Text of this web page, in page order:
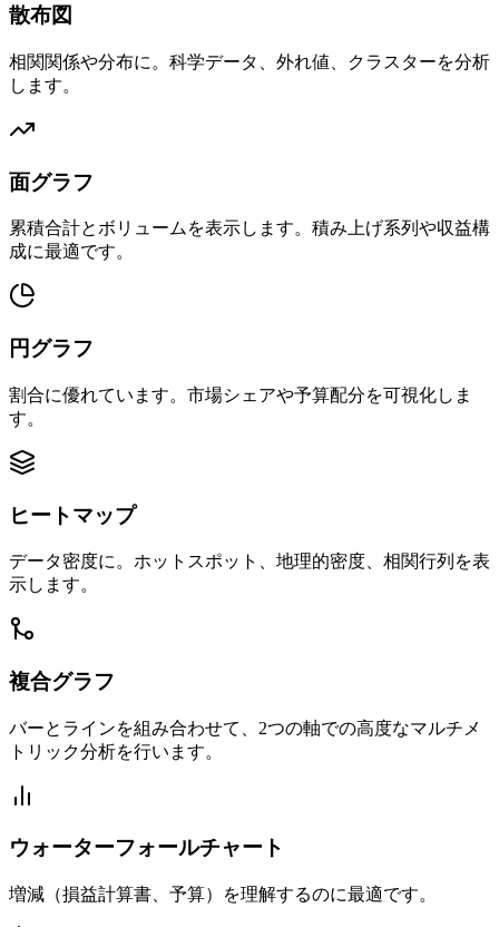
散布図
相関関係や分布に。科学データ、外れ値、クラスターを分析
します。
面グラフ
累積合計とボリュームを表示します。積み上げ系列や収益構
成に最適です。
円グラフ
割合に優れています。市場シェアや予算配分を可視化しま
す。
ヒートマップ
データ密度に。ホットスポット、地理的密度、相関行列を表
示します。
複合グラフ
バーとラインを組み合わせて、2つの軸での高度なマルチメ
トリック分析を行います。
ウォーターフォールチャート
増減（損益計算書、予算）を理解するのに最適です。